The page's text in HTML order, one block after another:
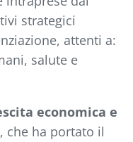
strategici
attenti a:
salute e
economica e
che ha portato il